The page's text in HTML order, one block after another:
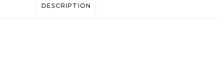
DESCRIPTION